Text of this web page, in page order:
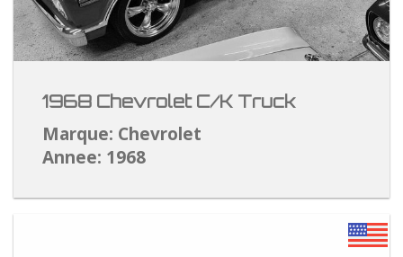
1968 Chevrolet C/K Truck
Marque: Chevrolet
Annee: 1968